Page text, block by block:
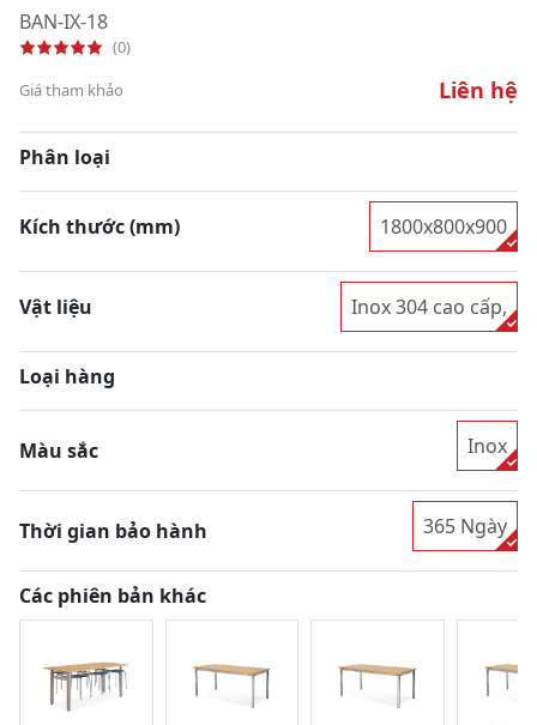
BAN-IX-18
(0)
Giá tham khảo
Liên hệ
Phân loại
Kích thước (mm) 1800x800x900
Vật liệu Inox 304 cao cấp,
Loại hàng
Màu sắc Inox
Thời gian bảo hành 365 Ngày
Các phiên bản khác